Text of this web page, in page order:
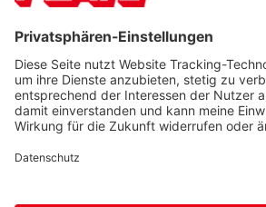
Footer anzeigen
PLATE Büromaterial Vertriebs GmbH
Hilligenwarf 5